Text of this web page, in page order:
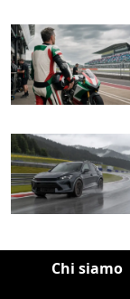
Chi siamo